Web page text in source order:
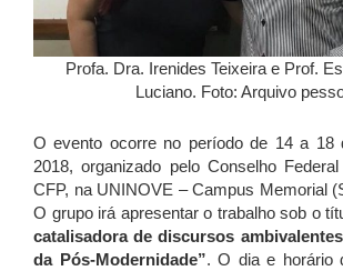
Profa. Dra. Irenides Teixeira e Prof.
Luciano. Foto: Arquivo
O evento ocorre no período de 14 a 18
2018, organizado pelo Conselho
CFP, na UNINOVE – Campus Memorial
O grupo irá apresentar o trabalho sob o
catalisadora de discursos
da Pós-Modernidade”. O dia e horário